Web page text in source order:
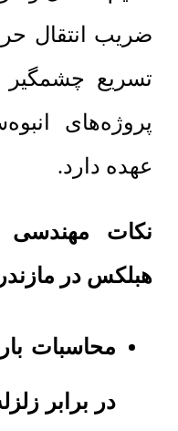
ضریب انتقال
تسریع چشمگیر
پروژه‌های
عهده دارد.
نکات مهندسی
هبلکس در
محاسبات
در برابر